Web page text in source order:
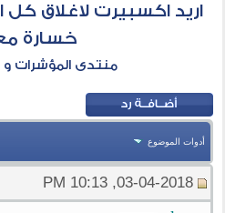
اريد اكسبيرت لاغلاق
خسارة
منتدى المؤشرات و
أدوات الموضوع
03-04-2018, 10:13 PM